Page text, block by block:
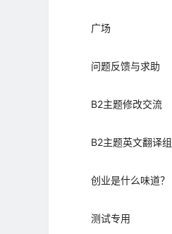
广场
问题反馈与求助
B2主题修改交流
B2主题英文翻译组
创业是什么味道？
测试专用